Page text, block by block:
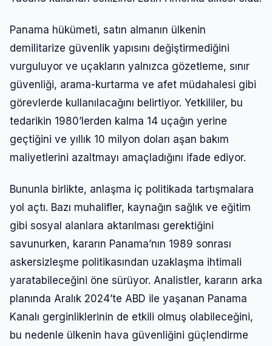
Panama hükümeti, satın almanın ülkenin
demilitarize güvenlik yapısını değiştirmediğini
vurguluyor ve uçakların yalnızca gözetleme, sınır
güvenliği, arama-kurtarma ve afet müdahalesi gibi
görevlerde kullanılacağını belirtiyor. Yetkililer, bu
tedarikin 1980’lerden kalma 14 uçağın yerine
geçtiğini ve yıllık 10 milyon doları aşan bakım
maliyetlerini azaltmayı amaçladığını ifade ediyor.
Bununla birlikte, anlaşma iç politikada tartışmalara
yol açtı. Bazı muhalifler, kaynağın sağlık ve eğitim
gibi sosyal alanlara aktarılması gerektiğini
savunurken, kararın Panama’nın 1989 sonrası
askersizleşme politikasından uzaklaşma ihtimali
yaratabileceğini öne sürüyor. Analistler, kararın arka
planında Aralık 2024’te ABD ile yaşanan Panama
Kanalı gerginliklerinin de etkili olmuş olabileceğini,
bu nedenle ülkenin hava güvenliğini güçlendirme